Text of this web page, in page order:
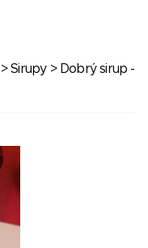
>Sirupy> Dobrý sirup -